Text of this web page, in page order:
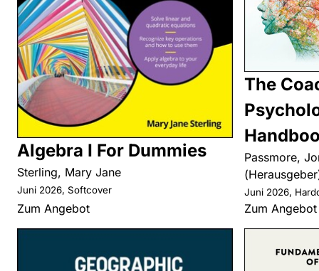
Algebra I For Dummies
Sterling, Mary Jane
Juni 2026, Softcover
Zum Angebot
The
Passmore,
Juni 2026,
Zum Angebot